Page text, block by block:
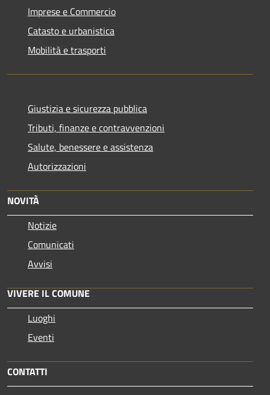
Imprese e Commercio
Catasto e urbanistica
Mobilità e trasporti
Giustizia e sicurezza pubblica
Tributi, finanze e contravvenzioni
Salute, benessere e assistenza
Autorizzazioni
NOVITÀ
Notizie
Comunicati
Avvisi
VIVERE IL COMUNE
Luoghi
Eventi
CONTATTI